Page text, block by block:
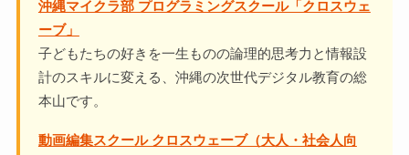
沖縄マイクラ部 プログラミングスクール「クロスウェ
ーブ」
子どもたちの好きを一生ものの論理的思考力と情報設
計のスキルに変える、沖縄の次世代デジタル教育の総
本山です。
動画編集スクール クロスウェーブ（大人・社会人向